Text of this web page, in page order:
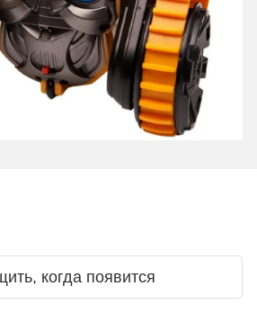
когда появится